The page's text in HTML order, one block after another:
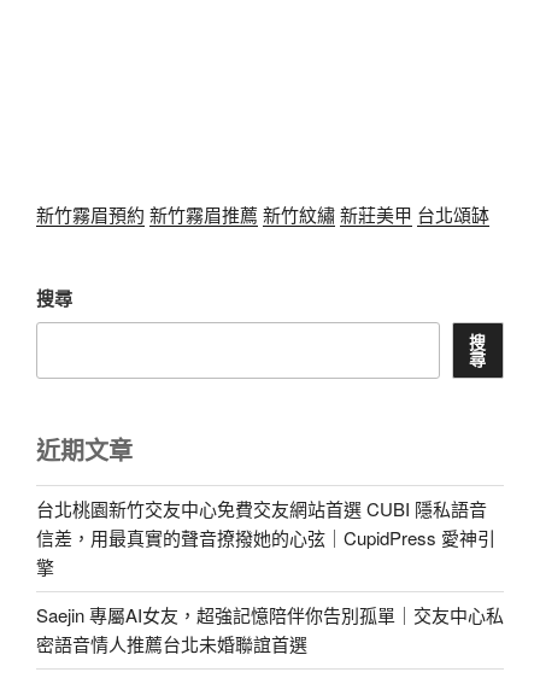
新竹霧眉預約 新竹霧眉推薦 新竹紋繡新莊美甲 台北頌缽
搜尋
搜
尋
近期文章
台北桃園新竹交友中心免費交友網站首選 CUBI 隱私語音
信差，用最真實的聲音撩撥她的心弦｜CupidPress 愛神引
擎
Saejin 專屬AI女友，超強記憶陪伴你告別孤單｜交友中心私
密語音情人推薦台北未婚聯誼首選